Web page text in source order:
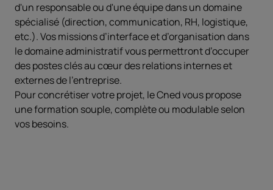
d'un responsable ou d'une équipe dans un domaine
spécialisé (direction, communication, RH, logistique,
etc.). Vos missions d’interface et d’organisation dans
le domaine administratif vous permettront d’occuper
des postes clés au cœur des relations internes et
externes de l’entreprise.
Pour concrétiser votre projet, le Cned vous propose
une formation souple, complète ou modulable selon
vos besoins.